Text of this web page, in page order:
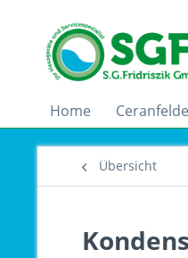
Home
Übersicht